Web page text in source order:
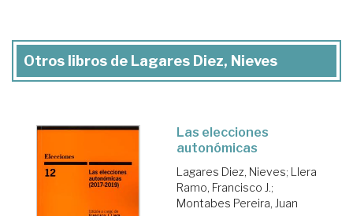
Otros libros de Lagares Diez, Nieves
Las elecciones
autonómicas
Lagares Diez, Nieves; Llera
Ramo, Francisco J.;
Montabes Pereira, Juan